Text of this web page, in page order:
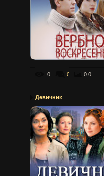
0 0 0.0
Девичник